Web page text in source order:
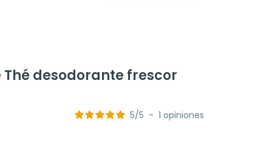
Thé desodorante frescor
5/5 - 1 opiniones